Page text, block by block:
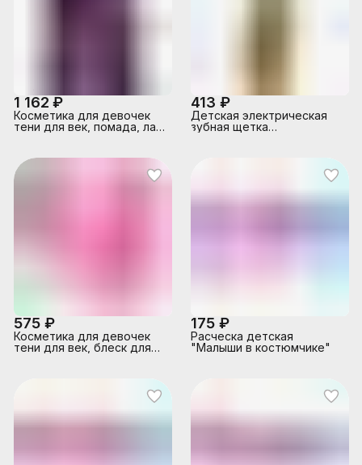
1 162 ₽
Косметика для девочек
тени для век, помада, лак
413 ₽
Детская электрическая
зубная щетка
575 ₽
Косметика для девочек
тени для век, блеск для
175 ₽
Расческа детская
"Малыши в костюмчике"